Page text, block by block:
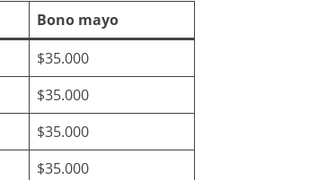
Bono mayo
$35.000
$35.000
$35.000
$35.000